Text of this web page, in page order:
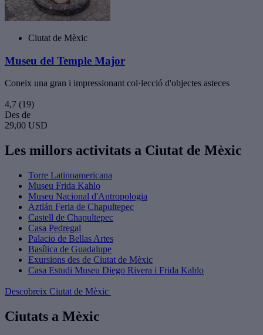
Ciutat de Mèxic
Museu del Temple Major
Coneix una gran i impressionant col·lecció d'objectes asteces
4,7 (19)
Des de
29,00 USD
Les millors activitats a Ciutat de Mèxic
Torre Latinoamericana
Museu Frida Kahlo
Museu Nacional d'Antropologia
Aztlán Feria de Chapultepec
Castell de Chapultepec
Casa Pedregal
Palacio de Bellas Artes
Basílica de Guadalupe
Exursions des de Ciutat de Mèxic
Casa Estudi Museu Diego Rivera i Frida Kahlo
Descobreix Ciutat de Mèxic
Ciutats a Mèxic